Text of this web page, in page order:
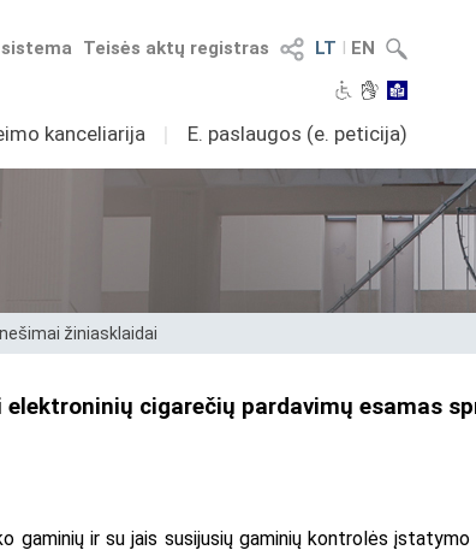
LT I EN
Teisės aktų registras
kanceliarija I E. paslaugos (e. peticija)
žiniasklaidai
cigarečių pardavimų esamas
gaminių ir su jais susijusių gaminių kontrolės